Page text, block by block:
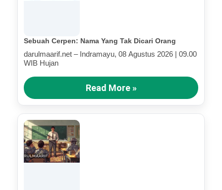
Sebuah Cerpen: Nama Yang Tak Dicari Orang
darulmaarif.net – Indramayu, 08 Agustus 2026 | 09.00
WIB Hujan
Read More »